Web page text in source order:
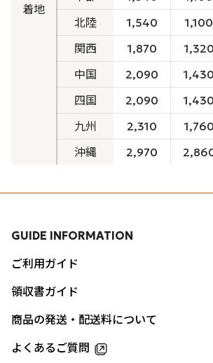
着地
北陸
1,540 1,100
関西
1,870 1,320
中国
2,090 1,430
四国
2,090 1,430
九州
2,310 1,760
沖縄
2,970
GUIDE INFORMATION
ご利用ガイド
領収書ガイド
商品の発送・配送料について
よくあるご質問